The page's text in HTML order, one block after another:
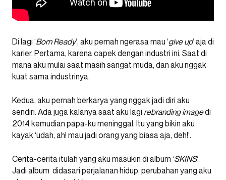
Di lagi ‘Born Ready‘, aku pernah ngerasa mau ‘give up‘ aja di
karier. Pertama, karena capek dengan industri ini. Saat di
mana aku mulai saat masih sangat muda, dan aku nggak
kuat sama industrinya.
Kedua, aku pernah berkarya yang nggak jadi diri aku
sendiri. Ada juga kalanya saat aku lagi rebranding imagedi
2014 kemudian papa-ku meninggal. Itu yang bikin aku
kayak ‘udah, ah! mau jadi orang yang biasa aja, deh!’.
Cerita-cerita itulah yang aku masukin di album ‘SKINS‘.
Jadi album didasari perjalanan hidup, perubahan yang aku